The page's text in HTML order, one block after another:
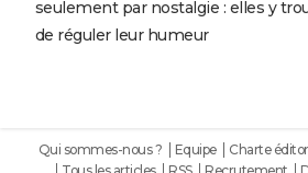
seulement par nostalgie : elles y
de réguler leur humeur
Qui sommes-nous ? Equipe Charte